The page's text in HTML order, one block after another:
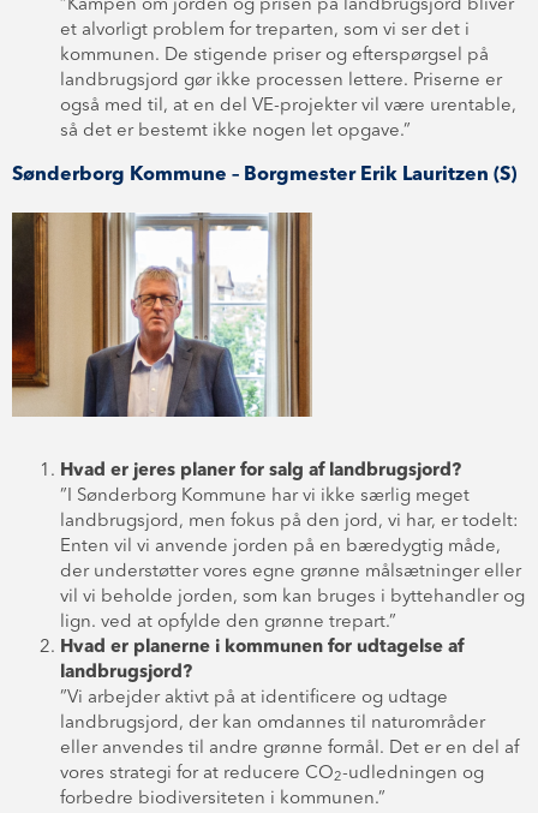
”Kampen om jorden og prisen på landbrugsjord bliver
et alvorligt problem for treparten, som vi ser det i
kommunen. De stigende priser og efterspørgsel på
landbrugsjord gør ikke processen lettere. Priserne er
også med til, at en del VE-projekter vil være urentable,
så det er bestemt ikke nogen let opgave.”
Sønderborg Kommune – Borgmester Erik Lauritzen (S)
Hvad er jeres planer for salg af landbrugsjord?
”I Sønderborg Kommune har vi ikke særlig meget
landbrugsjord, men fokus på den jord, vi har, er todelt:
Enten vil vi anvende jorden på en bæredygtig måde,
der understøtter vores egne grønne målsætninger eller
vil vi beholde jorden, som kan bruges i byttehandler og
lign. ved at opfylde den grønne trepart.”
Hvad er planerne i kommunen for udtagelse af
landbrugsjord?
”Vi arbejder aktivt på at identificere og udtage
landbrugsjord, der kan omdannes til naturområder
eller anvendes til andre grønne formål. Det er en del af
vores strategi for at reducere CO2-udledningen og
forbedre biodiversiteten i kommunen.”